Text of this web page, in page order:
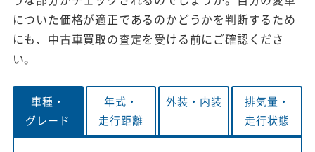
についた価格が適正であるのかどうかを判断するため
にも、中古車買取の査定を受ける前にご確認くださ
い。
車種・
グレード
年式・
走行距離
外装・ 内装
排気量・
走行状態